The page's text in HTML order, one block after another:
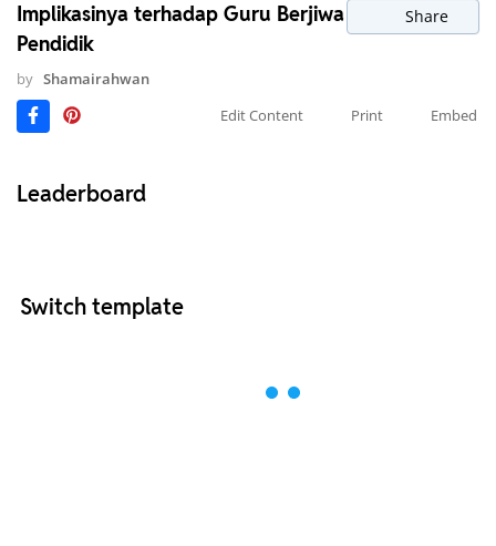
Implikasinya terhadap Guru Berjiwa
Pendidik
Share
by Shamairahwan
Edit Content
Print Embed
Leaderboard
Switch template